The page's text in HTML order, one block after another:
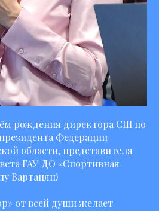
рождения директора СШ по
Федерации
области, представителя
ГАУ ДО «Спортивная
Вартанян!
от всей души желает